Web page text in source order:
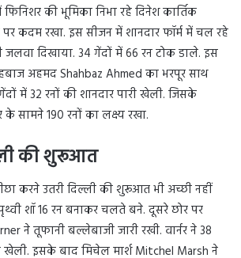
की भूमिका निभा रहे दिनेश कार्तिक
पर कदम रखा. इस सीजन में शानदार फॉर्म में चल रहे
जलवा दिखाया. 34 गेंदों में 66 रन टोक डाले. इस
अहमद Shahbaz Ahmed का भरपूर साथ
में 32 रनों की शानदार पारी खेली. जिसके
सामने 190 रनों का लक्ष्य रखा.
की शुरूआत
करने उतरी दिल्ली की शुरूआत भी अच्छी नहीं
शॉ 16 रन बनाकर चलते बने. दूसरे छोर पर
ने तूफानी बल्लेबाजी जारी रखी. वार्नर ने 38
खेली. इसके बाद मिचेल मार्श Mitchel Marsh ने